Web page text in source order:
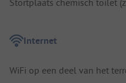
Internet
WiFi op een deel van het